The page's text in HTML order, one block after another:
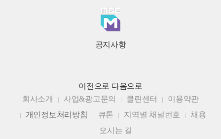
공지사항
이전으로 다음으로
회사소개
사업&광고문의 클린센터
이용약관
개인정보처리방침
큐톤 지역별 채널번호
채용
오시는 길